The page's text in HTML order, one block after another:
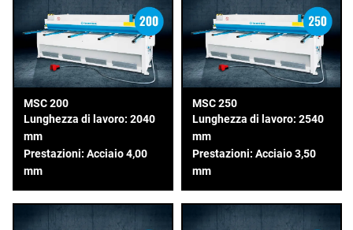
MSC 200
Lunghezza di lavoro: 2040
mm
Prestazioni: Acciaio 4,00
mm
MSC 250
Lunghezza di lavoro: 2540
mm
Prestazioni: Acciaio 3,50
mm